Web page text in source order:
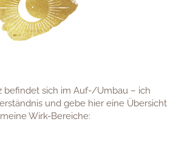
befindet sich im Auf-/Umbau – ich
und gebe hier eine Übersicht
Wirk-Bereiche: